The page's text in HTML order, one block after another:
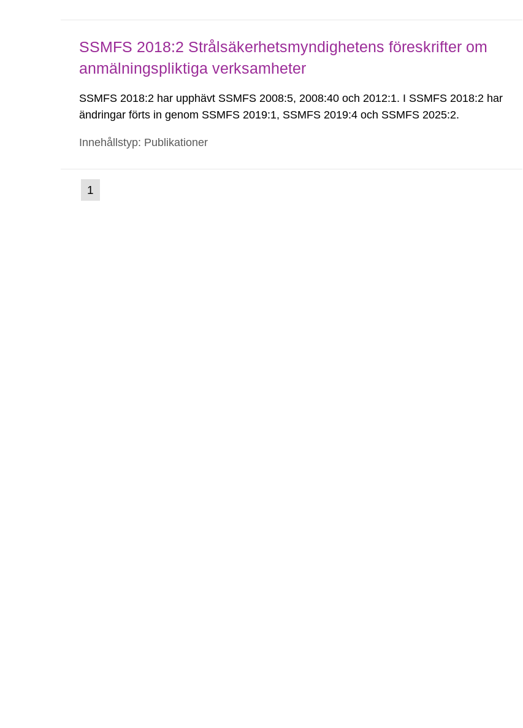
SSMFS 2018:2 Strålsäkerhetsmyndighetens föreskrifter om
anmälningspliktiga verksamheter
SSMFS 2018:2 har upphävt SSMFS 2008:5, 2008:40 och 2012:1. I SSMFS 2018:2 har
ändringar förts in genom SSMFS 2019:1, SSMFS 2019:4 och SSMFS 2025:2.
Innehållstyp: Publikationer
Gå
till
1